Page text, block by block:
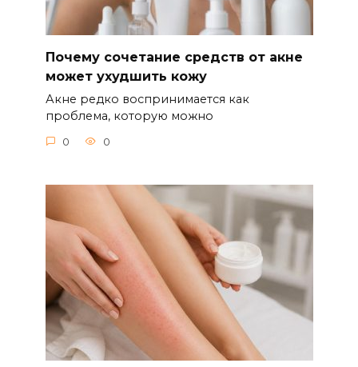
Почему сочетание средств от акне
может ухудшить кожу
Акне редко воспринимается как
проблема, которую можно
0 0